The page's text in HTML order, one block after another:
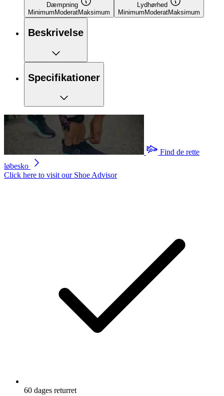
Dæmpning
Minimum ModeratMaksimum
Lydhørhed
Minimum ModeratMaksimum
Beskrivelse
Specifikationer
Find de rette
løbesko
Click here to visit our Shoe Advisor
60 dages returret